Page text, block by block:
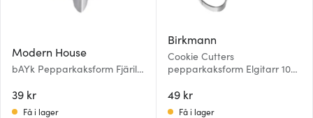
Modern House
bAYk Pepparkaksform Fjäril
39 kr
Få i lager
Birkmann
Cookie Cutters
pepparkaksform Elgitarr 10
49 kr
Få i lager